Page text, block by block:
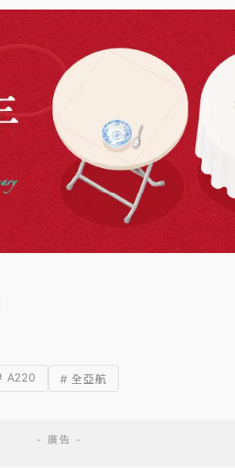
A220 # 全亞航